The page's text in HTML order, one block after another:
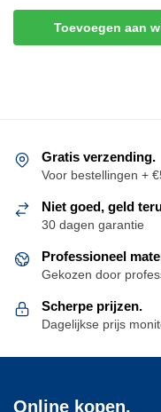
Toevoegen aan
Gratis verzending.
Voor bestellingen +
Niet goed, geld
30 dagen garantie
Professioneel
Gekozen door
Scherpe prijzen.
Dagelijkse prijs
Online kopen.